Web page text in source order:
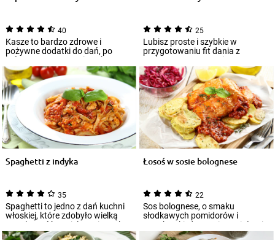
40
Kasze to bardzo zdrowe i
pożywne dodatki do dań, po
które warto często sięgać. Są
smaczne, proste...
25
Lubisz proste i szybkie w
przygotowaniu fit dania z
makaronem, urozmaicone
oryginalnymi dodatkami...
Spaghetti z indyka
35
Spaghetti to jedno z dań kuchni
włoskiej, które zdobyło wielką
popularność w wielu regionach
świa...
Łosoś w sosie bolognese
22
Sos bolognese, o smaku
słodkawych pomidorów i
marchewki, doprawiony ziołami,
to popularny dodatek...